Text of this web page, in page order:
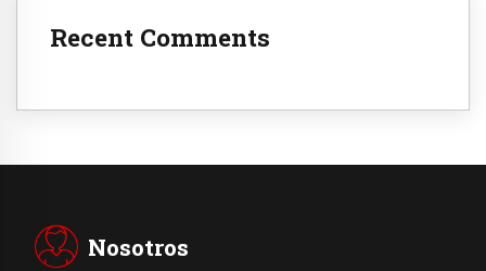
Recent Comments
Nosotros